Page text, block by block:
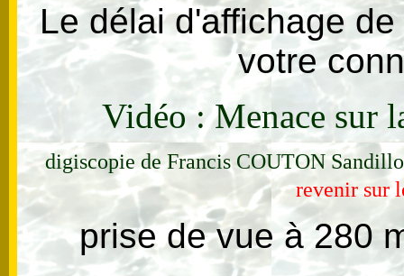
Le délai d'affichage
votre
Vidéo : Menace sur
digiscopie de Francis COUTON
revenir sur
prise de vue à 280